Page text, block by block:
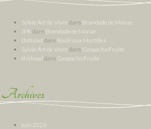
Sylvie Art de Vivre dans Brandade de Morue
JPK dans Brandade de Morue
thithoad dans Roulé aux Myrtilles
Sylvie Art de Vivre dans Gaspacho Fruité
thithoad dans Gaspacho Fruité
Archives
juin 2026